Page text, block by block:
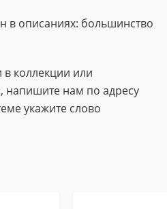
в описаниях: большинство
коллекции или
напишите нам по адресу
укажите слово